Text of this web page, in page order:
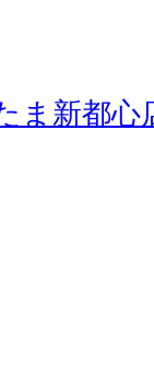
ま新都心